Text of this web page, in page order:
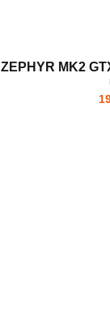
ZEPHYR MK2